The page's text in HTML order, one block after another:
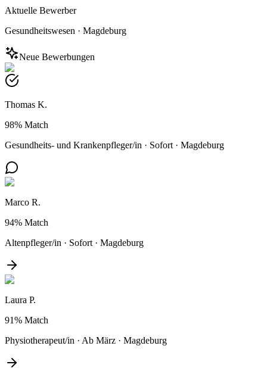
Aktuelle Bewerber
Gesundheitswesen · Magdeburg
Neue Bewerbungen
Thomas K.
98% Match
Gesundheits- und Krankenpfleger/in · Sofort · Magdeburg
Marco R.
94% Match
Altenpfleger/in · Sofort · Magdeburg
Laura P.
91% Match
Physiotherapeut/in · Ab März · Magdeburg